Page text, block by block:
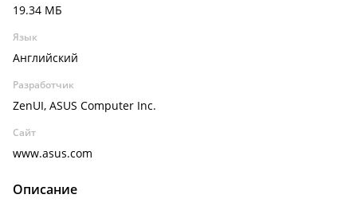
19.34 МБ
Язык
Английский
Разработчик
ZenUI, ASUS Computer Inc.
Сайт
www.asus.com
Описание